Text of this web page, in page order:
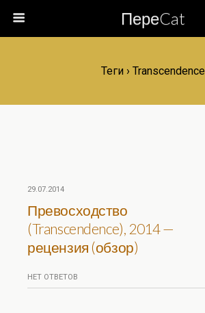
ПереCat
Теги › Transcendence
29.07.2014
Превосходство
(Transcendence), 2014 —
рецензия (обзор)
НЕТ ОТВЕТОВ